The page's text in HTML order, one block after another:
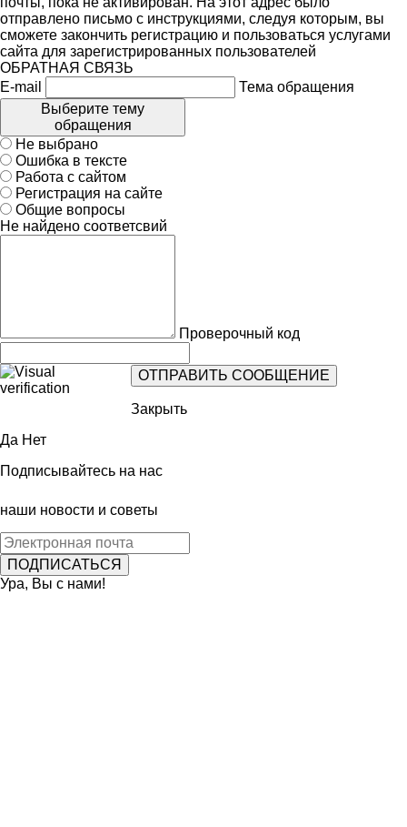
отправлено письмо с инструкциями, следуя которым, вы
сможете закончить регистрацию и пользоваться услугами
сайта для зарегистрированных пользователей
ОБРАТНАЯ СВЯЗЬ
E-mail
Тема обращения
Выберите тему
обращения
Не выбрано
Ошибка в тексте
Работа с сайтом
Регистрация на сайте
Общие вопросы
Не найдено соответсвий
Проверочный код
Закрыть
Да Нет
Подписывайтесь на нас
наши новости и советы
Ура, Вы с нами!